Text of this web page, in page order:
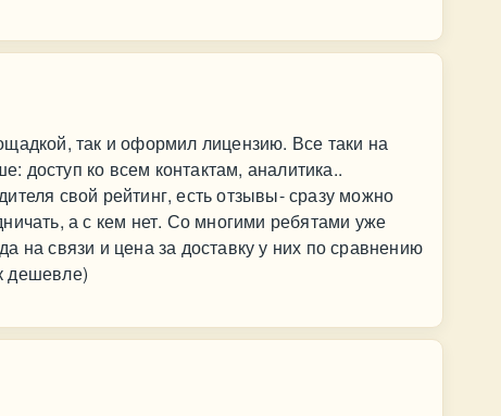
так и оформил лицензию. Все таки на
доступ ко всем контактам, аналитика..
свой рейтинг, есть отзывы- сразу можно
а с кем нет. Со многими ребятами уже
на связи и цена за доставку у них по сравнению
дешевле)